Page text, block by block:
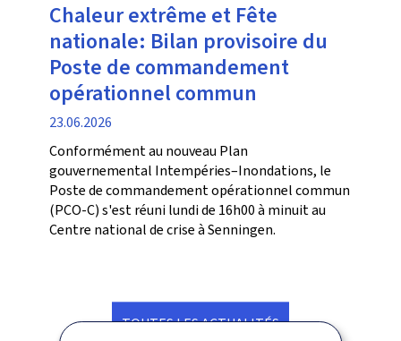
Chaleur extrême et Fête
nationale: Bilan provisoire du
Poste de commandement
opérationnel commun
date
de
publication
23.06.2026
Conformément au nouveau Plan
gouvernemental Intempéries–Inondations, le
Poste de commandement opérationnel commun
(PCO-C) s'est réuni lundi de 16h00 à minuit au
Centre national de crise à Senningen.
TOUTES LES ACTUALITÉS